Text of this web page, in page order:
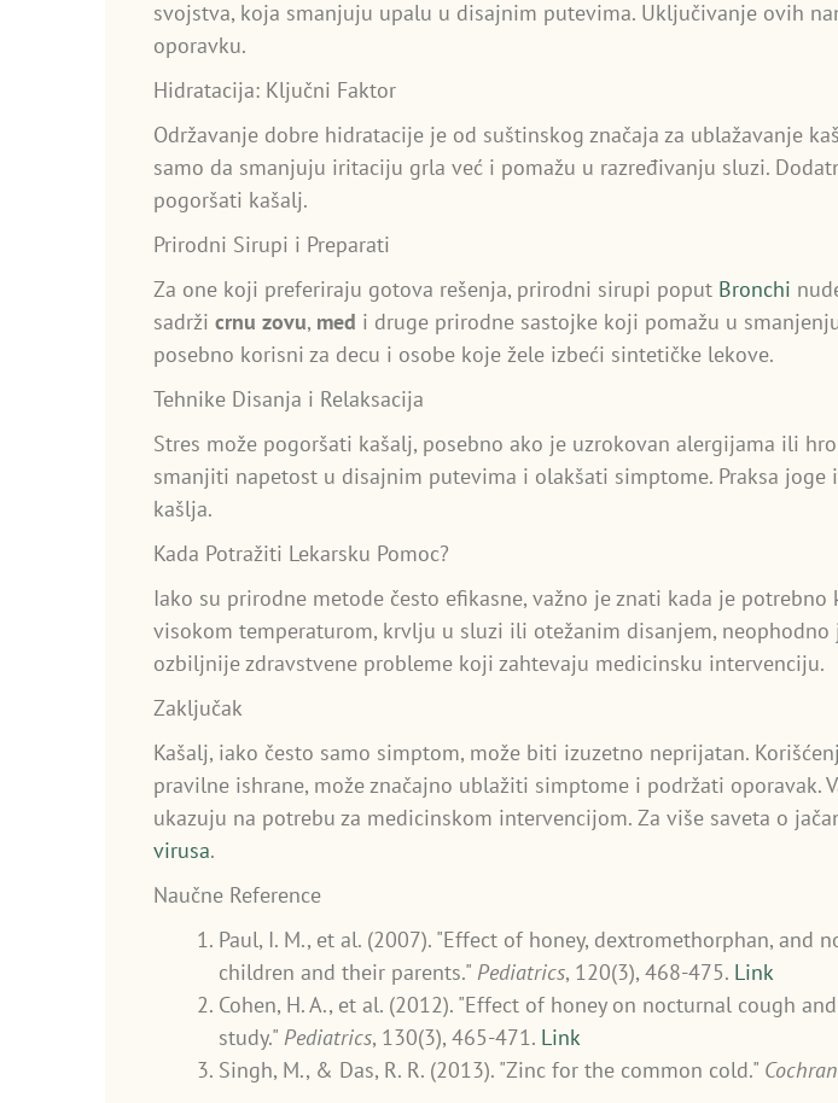
svojstva, koja smanjuju upalu u disajnim putevima. Uključivanje ovih
oporavku.
Hidratacija: Ključni Faktor
Održavanje dobre hidratacije je od suštinskog značaja za ublažavanje
samo da smanjuju iritaciju grla već i pomažu u razređivanju sluzi.
pogoršati kašalj.
Prirodni Sirupi i Preparati
Za one koji preferiraju gotova rešenja, prirodni sirupi poput Bronchi
sadrži crnu zovu, med i druge prirodne sastojke koji pomažu u
posebno korisni za decu i osobe koje žele izbeći sintetičke lekove.
Tehnike Disanja i Relaksacija
Stres može pogoršati kašalj, posebno ako je uzrokovan alergijama ili
smanjiti napetost u disajnim putevima i olakšati simptome. Praksa
kašlja.
Kada Potražiti Lekarsku Pomoc?
Iako su prirodne metode često efikasne, važno je znati kada je
visokom temperaturom, krvlju u sluzi ili otežanim disanjem,
ozbiljnije zdravstvene probleme koji zahtevaju medicinsku intervenciju.
Zaključak
Kašalj, iako često samo simptom, može biti izuzetno neprijatan.
pravilne ishrane, može značajno ublažiti simptome i podržati
ukazuju na potrebu za medicinskom intervencijom. Za više saveta o
virusa.
Naučne Reference
Paul, I. M., et al. (2007). "Effect of honey, dextromethorphan,
children and their parents." Pediatrics, 120(3), 468-475. Link
Cohen, H. A., et al. (2012). "Effect of honey on nocturnal cough
study." Pediatrics, 130(3), 465-471. Link
Singh, M., & Das, R. R. (2013). "Zinc for the common cold."